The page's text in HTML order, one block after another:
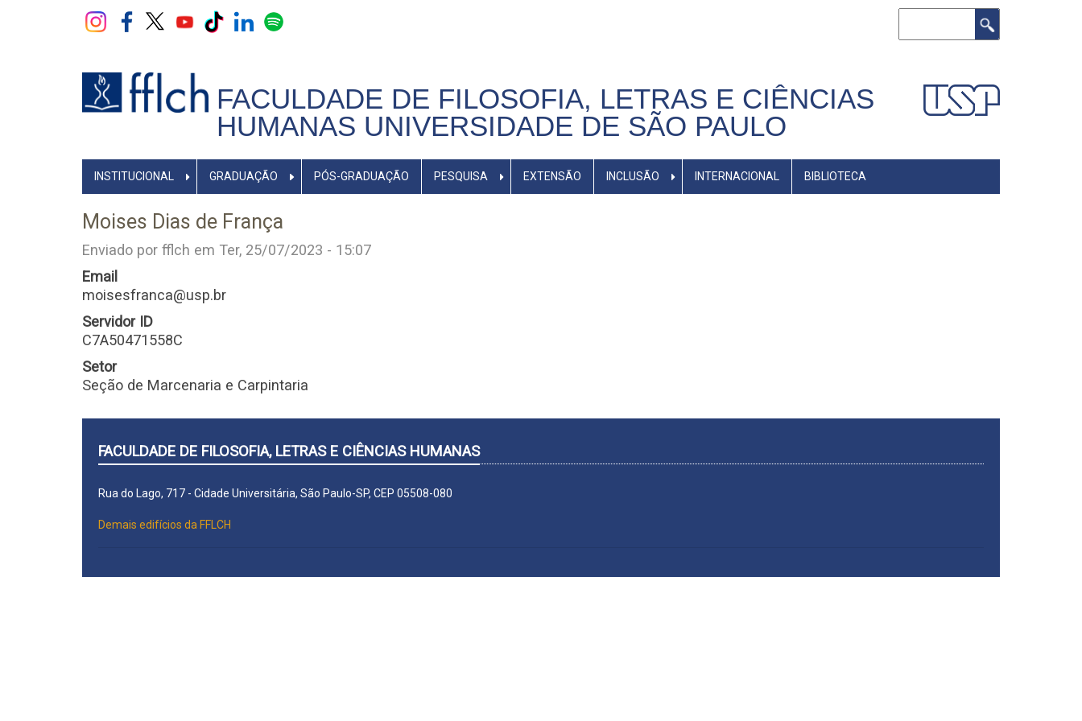
FACULDADE DE FILOSOFIA, LETRAS E CIÊNCIAS
HUMANAS UNIVERSIDADE DE SÃO PAULO
NAVEGADOR
PRINCIPAL
INSTITUCIONAL GRADUAÇÃO PÓS-GRADUAÇÃO PESQUISA EXTENSÃO INCLUSÃO INTERNACIONAL BIBLIOTECA
Moises Dias de França
Enviado por fflch em Ter, 25/07/2023 - 15:07
Email
moisesfranca@usp.br
Servidor ID
C7A50471558C
Setor
Seção de Marcenaria e Carpintaria
FACULDADE DE FILOSOFIA, LETRAS E CIÊNCIAS HUMANAS
Rua do Lago, 717 - Cidade Universitária, São Paulo-SP, CEP 05508-080
Demais edifícios da FFLCH